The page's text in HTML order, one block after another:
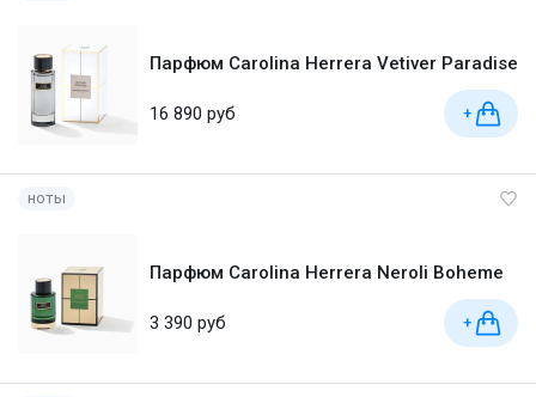
Парфюм Carolina Herrera Vetiver Paradise
16 890 руб +
ноты
Парфюм Carolina Herrera Neroli Boheme
3 390 руб +